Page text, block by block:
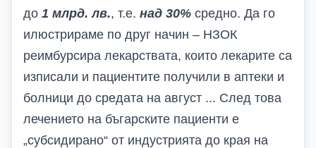
до 1 млрд. лв., т.е. над 30% средно. Да го
илюстрираме по друг начин – НЗОК
реимбурсира лекарствата, които лекарите са
изписали и пациентите получили в аптеки и
болници до средата на август ... След това
лечението на бъгарските пациенти е
„субсидирано“ от индустрията до края на